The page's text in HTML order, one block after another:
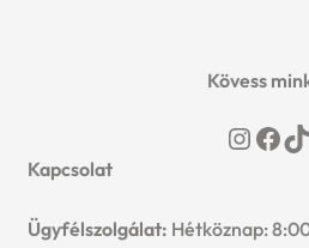
Kövess
Kapcsolat
Ügyfélszolgálat: Hétköznap: